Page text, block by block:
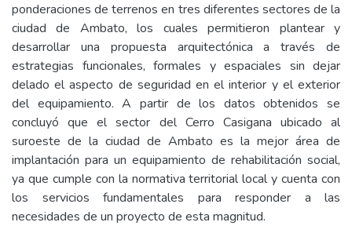
ponderaciones de terrenos en tres diferentes sectores de la
ciudad de Ambato, los cuales permitieron plantear y
desarrollar una propuesta arquitectónica a través de
estrategias funcionales, formales y espaciales sin dejar
delado el aspecto de seguridad en el interior y el exterior
del equipamiento. A partir de los datos obtenidos se
concluyó que el sector del Cerro Casigana ubicado al
suroeste de la ciudad de Ambato es la mejor área de
implantación para un equipamiento de rehabilitación social,
ya que cumple con la normativa territorial local y cuenta con
los servicios fundamentales para responder a las
necesidades de un proyecto de esta magnitud.